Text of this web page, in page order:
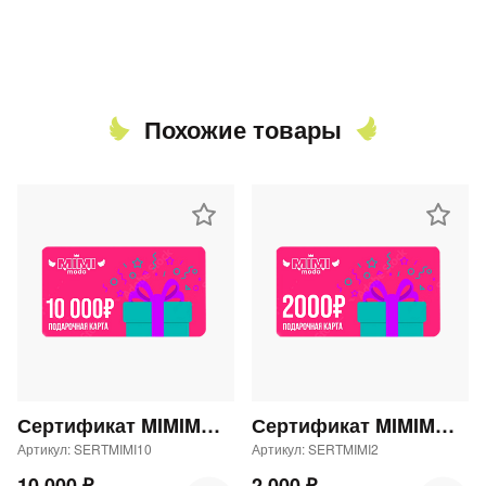
Похожие товары
Сертификат MIMIMODA 10000 р.
Артикул: SERTMIMI10
Сертификат MIMIMODA 2000 р.
Артикул: SERTMIMI2